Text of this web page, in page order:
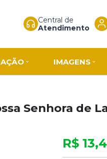
Central de
Atendimento
IMAGENS
Senhora de
R$